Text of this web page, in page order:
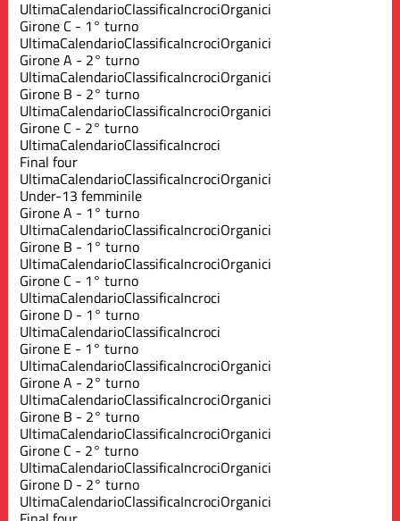
UltimaCalendarioClassificaIncrociOrganici
Girone C - 1° turno
UltimaCalendarioClassificaIncrociOrganici
Girone A - 2° turno
UltimaCalendarioClassificaIncrociOrganici
Girone B - 2° turno
UltimaCalendarioClassificaIncrociOrganici
Girone C - 2° turno
UltimaCalendarioClassificaIncroci
Final four
UltimaCalendarioClassificaIncrociOrganici
Under-13 femminile
Girone A - 1° turno
UltimaCalendarioClassificaIncrociOrganici
Girone B - 1° turno
UltimaCalendarioClassificaIncrociOrganici
Girone C - 1° turno
UltimaCalendarioClassificaIncroci
Girone D - 1° turno
UltimaCalendarioClassificaIncroci
Girone E - 1° turno
UltimaCalendarioClassificaIncrociOrganici
Girone A - 2° turno
UltimaCalendarioClassificaIncrociOrganici
Girone B - 2° turno
UltimaCalendarioClassificaIncrociOrganici
Girone C - 2° turno
UltimaCalendarioClassificaIncrociOrganici
Girone D - 2° turno
UltimaCalendarioClassificaIncrociOrganici